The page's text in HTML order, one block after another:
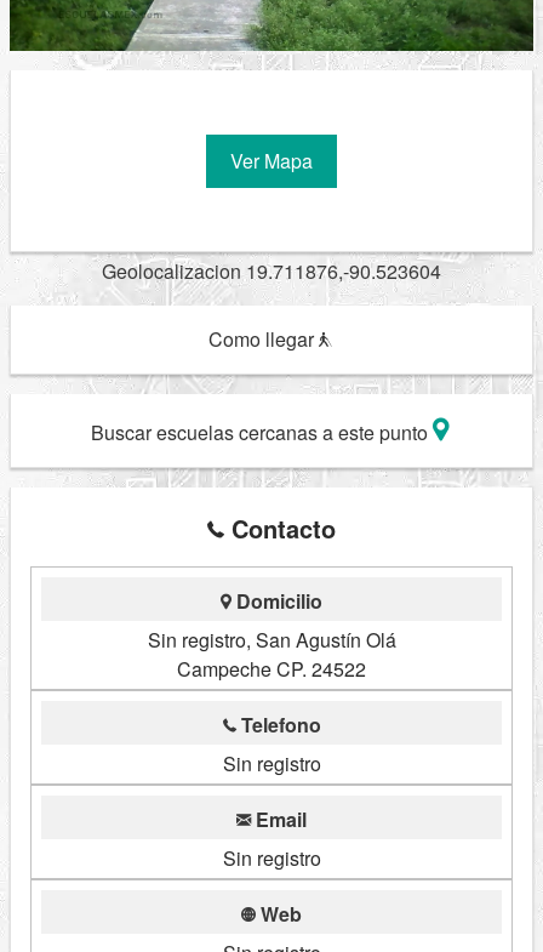
Ver Mapa
Geolocalizacion 19.711876,-90.523604
Como llegar
Buscar escuelas cercanas a este punto
Contacto
Domicilio
Sin registro, San Agustín Olá
Campeche CP. 24522
Telefono
Sin registro
Email
Sin registro
Web